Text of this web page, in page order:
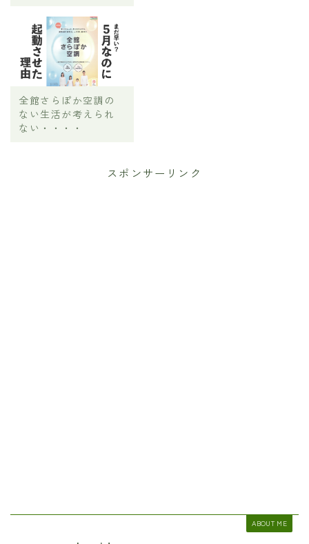
全館さらぽか空調の
ない生活が考えられ
ない・・・・
スポンサーリンク
ABOUT ME